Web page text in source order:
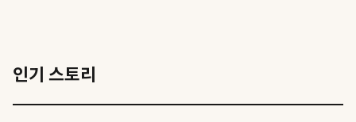
인기 스토리